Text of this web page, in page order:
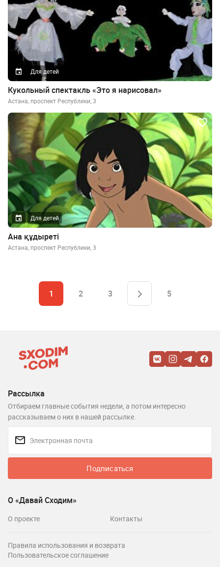
Для детей
Кукольный спектакль «Это я нарисовал»
Астана, проспект Республики, 3
Для детей
Ана құдыреті
Астана, проспект Республики, 3
1 2 3 5
Рассылка
Отбираем главные события недели, а потом интересно
рассказываем о них в нашей рассылке.
Подписаться
О «Давай Сходим»
О проекте Контакты
Правила использования и возврата
Пользовательское соглашение